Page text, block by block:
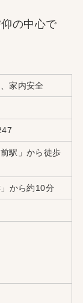
の中心で
家内安全
駅」から徒歩
から約10分